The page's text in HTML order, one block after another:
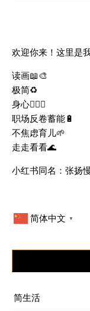
欢迎你来！这里是
读画📖🎨
极简♻️
身心🧘🏻‍♀️
职场反卷蓄能🔋
不焦虑育儿🌱
走走看看🌊
小红书同名：张扬
简体中文 ▼
简生活